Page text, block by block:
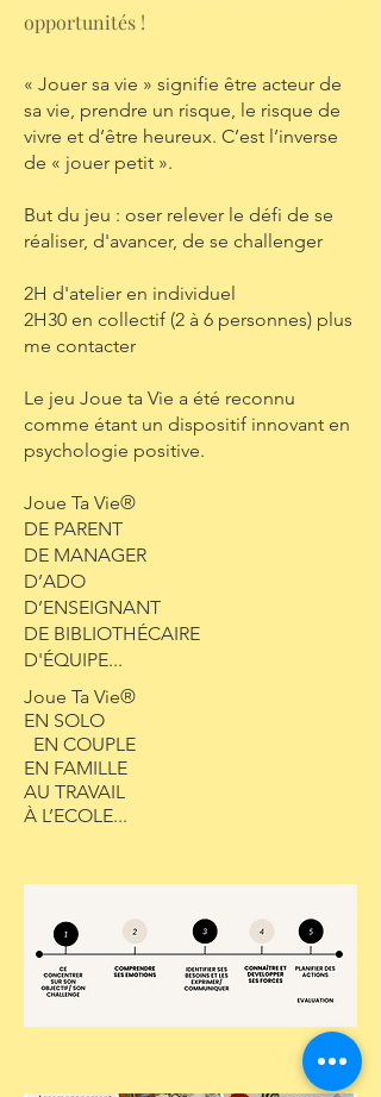
opportunités !
« Jouer sa vie » signifie être acteur de
sa vie, prendre un risque, le risque de
vivre et d’être heureux. C’est l’inverse
de « jouer petit ».
But du jeu : oser relever le défi de se
réaliser, d'avancer, de se challenger
2H d'atelier en individuel
2H30 en collectif (2 à 6 personnes) plus
me contacter
Le jeu Joue ta Vie a été reconnu
comme étant un dispositif innovant en
psychologie positive.
Joue Ta Vie®
DE PARENT
DE MANAGER
D’ADO
D’ENSEIGNANT
DE BIBLIOTHÉCAIRE
D'ÉQUIPE...
Joue Ta Vie®
EN SOLO
EN COUPLE
EN FAMILLE
AU TRAVAIL
À L’ECOLE...